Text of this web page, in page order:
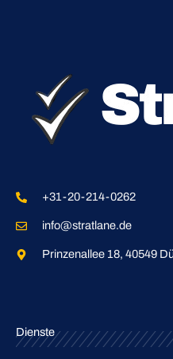
+31-20-214-0262
info@stratlane.de
Prinzenallee 18, 40549
Dienste